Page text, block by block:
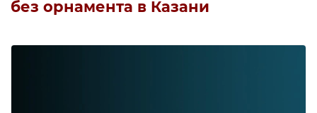
без орнамента в Казани